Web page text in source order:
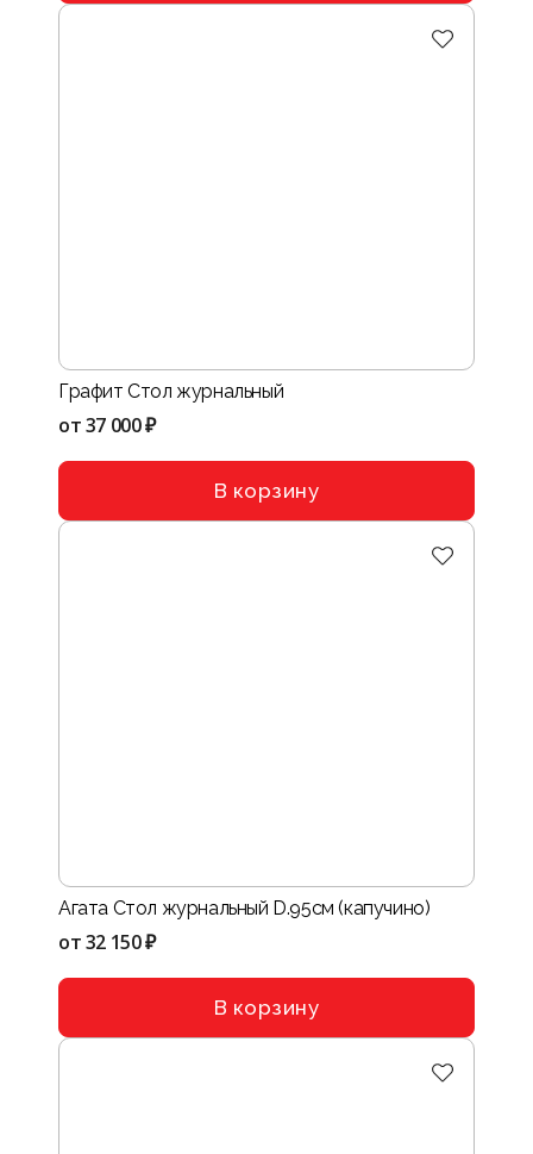
Графит Стол журнальный
от37 000 ₽
В корзину
Агата Стол журнальный D.95см (капучино)
от32 150 ₽
В корзину